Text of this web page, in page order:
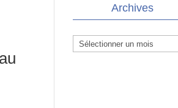
Archives
Archives